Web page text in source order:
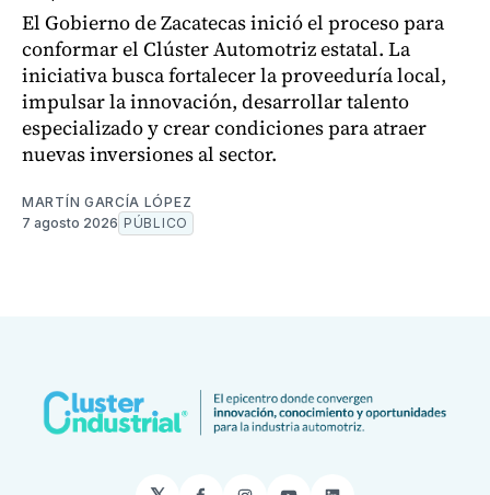
El Gobierno de Zacatecas inició el proceso para
conformar el Clúster Automotriz estatal. La
iniciativa busca fortalecer la proveeduría local,
impulsar la innovación, desarrollar talento
especializado y crear condiciones para atraer
nuevas inversiones al sector.
MARTÍN GARCÍA LÓPEZ
7 agosto 2026 PÚBLICO